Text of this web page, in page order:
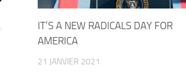
IT’S A NEW RADICALS DAY FOR
AMERICA
21 JANVIER 2021